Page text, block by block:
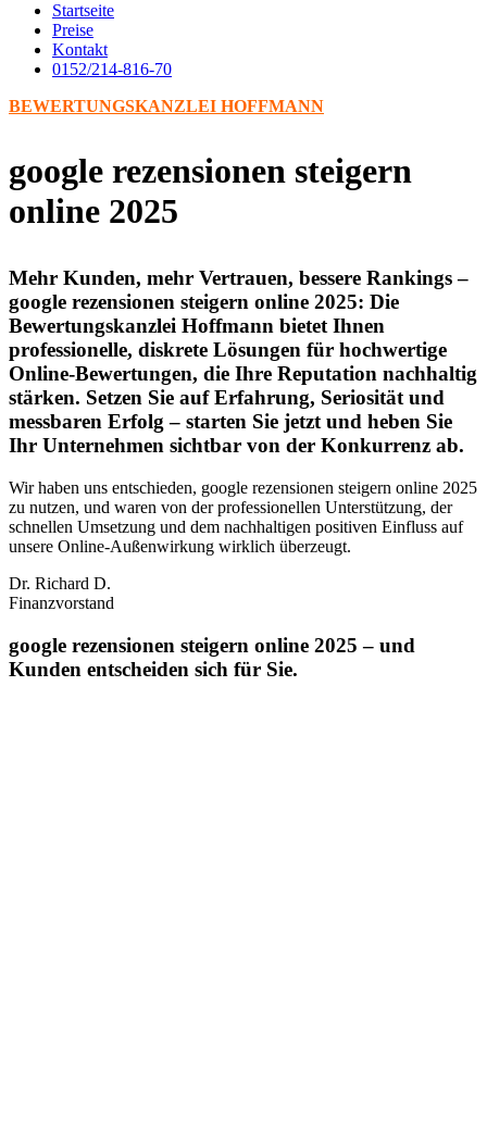
Startseite
Preise
Kontakt
0152/214-816-70
BEWERTUNGSKANZLEI HOFFMANN
google rezensionen steigern
online 2025
Mehr Kunden, mehr Vertrauen, bessere Rankings –
google rezensionen steigern online 2025: Die
Bewertungskanzlei Hoffmann bietet Ihnen
professionelle, diskrete Lösungen für hochwertige
Online-Bewertungen, die Ihre Reputation nachhaltig
stärken. Setzen Sie auf Erfahrung, Seriosität und
messbaren Erfolg – starten Sie jetzt und heben Sie
Ihr Unternehmen sichtbar von der Konkurrenz ab.
Wir haben uns entschieden, google rezensionen steigern online 2025
zu nutzen, und waren von der professionellen Unterstützung, der
schnellen Umsetzung und dem nachhaltigen positiven Einfluss auf
unsere Online‑Außenwirkung wirklich überzeugt.
Dr. Richard D.
Finanzvorstand
google rezensionen steigern online 2025 – und
Kunden entscheiden sich für Sie.